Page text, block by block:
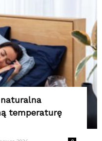
naturalna
temperaturę